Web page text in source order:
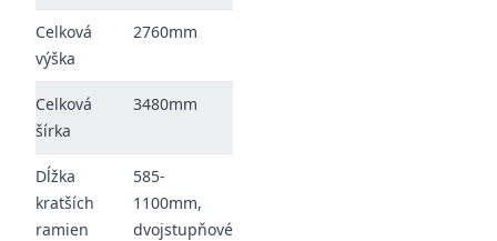
Celková
výška
2760mm
Celková
šírka
3480mm
Dĺžka
kratších
ramien
585-
1100mm,
dvojstupňové